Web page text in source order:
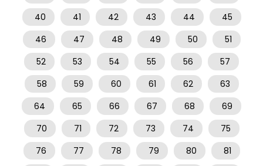
40
41 42 43 44
45
46
47 48 49 50
51
52
53 54 55 56
57
58
59 60 61 62
63
64
65 66 67 68
69
70
71 72 73 74
75
76
77 78 79 80
81